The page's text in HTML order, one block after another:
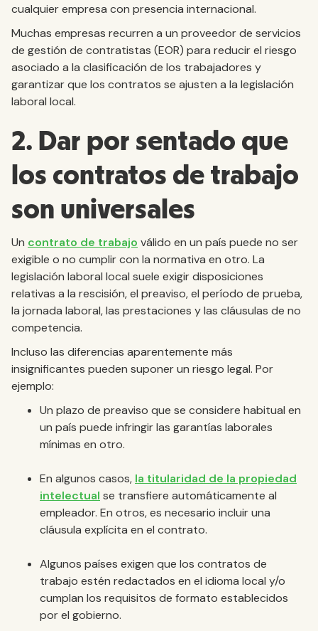
cualquier empresa con presencia internacional.
Muchas empresas recurren a un proveedor de servicios
de gestión de contratistas (EOR) para reducir el riesgo
asociado a la clasificación de los trabajadores y
garantizar que los contratos se ajusten a la legislación
laboral local.
2. Dar por sentado que
los contratos de trabajo
son universales
Un contrato de trabajo válido en un país puede no ser
exigible o no cumplir con la normativa en otro. La
legislación laboral local suele exigir disposiciones
relativas a la rescisión, el preaviso, el período de prueba,
la jornada laboral, las prestaciones y las cláusulas de no
competencia.
Incluso las diferencias aparentemente más
insignificantes pueden suponer un riesgo legal. Por
ejemplo:
Un plazo de preaviso que se considere habitual en
un país puede infringir las garantías laborales
mínimas en otro.
En algunos casos, la titularidad de la propiedad
intelectual se transfiere automáticamente al
empleador. En otros, es necesario incluir una
cláusula explícita en el contrato.
Algunos países exigen que los contratos de
trabajo estén redactados en el idioma local y/o
cumplan los requisitos de formato establecidos
por el gobierno.